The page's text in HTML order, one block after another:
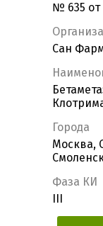
№ 635 от
Сан
Города
Москва,
Фаза КИ